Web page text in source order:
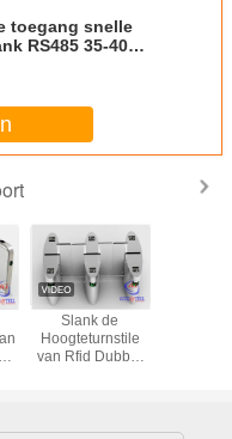
toegang snelle
RS485 35-40
Slank de
Hoogteturnstile
van Rfid Dubbel
PoortToegangsbeheer